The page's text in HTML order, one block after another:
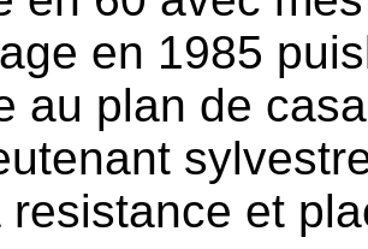
en 1985
au plan de
resistance et